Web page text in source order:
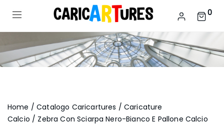
0
Home /Catalogo Caricartures / Caricature
Calcio / Zebra Con Sciarpa Nero-Bianco E Pallone Calcio